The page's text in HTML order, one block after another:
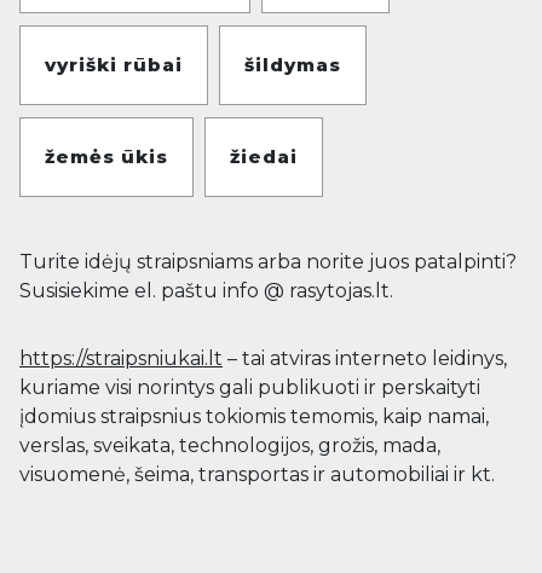
vyriški rūbai šildymas
žemės ūkis žiedai
Turite idėjų straipsniams arba norite juos patalpinti?
Susisiekime el. paštu info @ rasytojas.lt.
https://straipsniukai.lt – tai atviras interneto leidinys,
kuriame visi norintys gali publikuoti ir perskaityti
įdomius straipsnius tokiomis temomis, kaip namai,
verslas, sveikata, technologijos, grožis, mada,
visuomenė, šeima, transportas ir automobiliai ir kt.